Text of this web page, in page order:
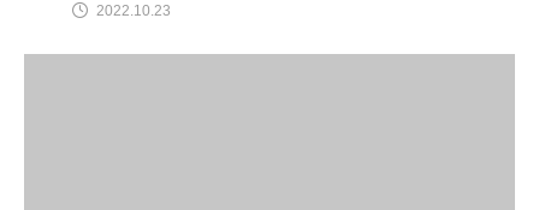
2022.10.23